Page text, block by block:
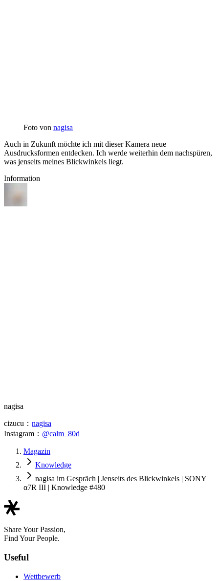
Foto von nagisa
Auch in Zukunft möchte ich mit dieser Kamera neue
Ausdrucksformen entdecken. Ich werde weiterhin dem nachspüren,
was jenseits meines Blickwinkels liegt.
Information
nagisa
cizucu： nagisa
Instagram： @calm_80d
Magazin
Knowledge
nagisa im Gespräch | Jenseits des Blickwinkels | SONY
α7R III | Knowledge #480
Share Your Passion,
Find Your People.
Useful
Wettbewerb